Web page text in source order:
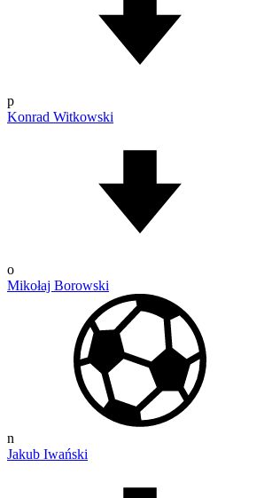
p
Konrad Witkowski
o
Mikołaj Borowski
n
Jakub Iwański